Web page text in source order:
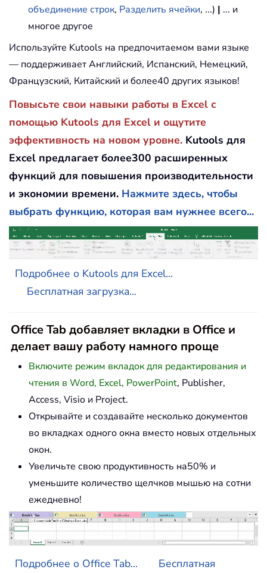
объединение строк, Разделить ячейки, ...) | ... и
многое другое
Используйте Kutools на предпочитаемом вами языке
— поддерживает Английский, Испанский, Немецкий,
Французский, Китайский и более40 других языков!
Повысьте свои навыки работы в Excel с
помощью Kutools для Excel и ощутите
эффективность на новом уровне. Kutools для
Excel предлагает более300 расширенных
функций для повышения производительности
и экономии времени. Нажмите здесь, чтобы
выбрать функцию, которая вам нужнее всего...
Подробнее о Kutools для Excel...
Бесплатная загрузка...
Office Tab добавляет вкладки в Office и
делает вашу работу намного проще
Включите режим вкладок для редактирования и
чтения в Word, Excel, PowerPoint, Publisher,
Access, Visio и Project.
Открывайте и создавайте несколько документов
во вкладках одного окна вместо новых отдельных
окон.
Увеличьте свою продуктивность на50% и
уменьшите количество щелчков мышью на сотни
ежедневно!
Подробнее о Office Tab...
Бесплатная